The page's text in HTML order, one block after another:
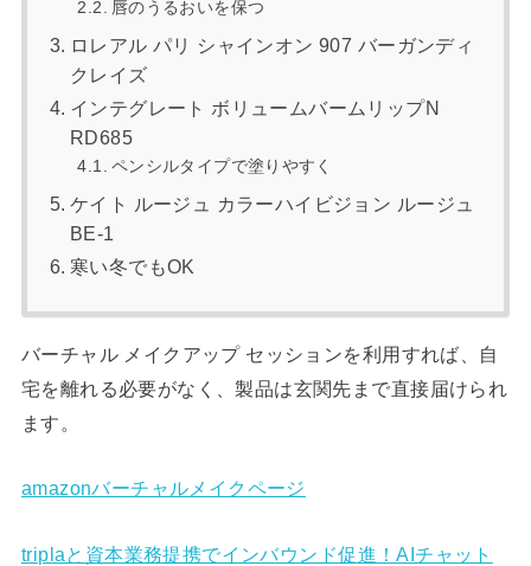
唇のうるおいを保つ
ロレアル パリ シャインオン 907 バーガンディ
クレイズ
インテグレート ボリュームバームリップN
RD685
ペンシルタイプで塗りやすく
ケイト ルージュ カラーハイビジョン ルージュ
BE-1
寒い冬でもOK
バーチャル メイクアップ セッションを利用すれば、自
宅を離れる必要がなく、製品は玄関先まで直接届けられ
ます。
amazonバーチャルメイクページ
triplaと資本業務提携でインバウンド促進！AIチャット